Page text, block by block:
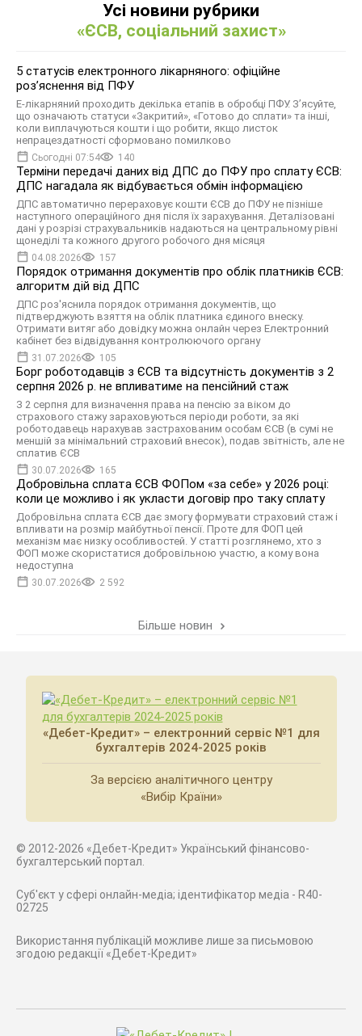
Усі новини рубрики
«ЄСВ, соціальний захист»
5 статусів електронного лікарняного: офіційне
роз’яснення від ПФУ
Е-лікарняний проходить декілька етапів в обробці ПФУ. З’ясуйте,
що означають статуси «Закритий», «Готово до сплати» та інші,
коли виплачуються кошти і що робити, якщо листок
непрацездатності сформовано помилково
Сьогодні 07:54 140
Терміни передачі даних від ДПС до ПФУ про сплату ЄСВ:
ДПС нагадала як відбувається обмін інформацією
ДПС автоматично перераховує кошти ЄСВ до ПФУ не пізніше
наступного операційного дня після їх зарахування. Деталізовані
дані у розрізі страхувальників надаються на центральному рівні
щонеділі та кожного другого робочого дня місяця
04.08.2026 157
Порядок отримання документів про облік платників ЄСВ:
алгоритм дій від ДПС
ДПС роз'яснила порядок отримання документів, що
підтверджують взяття на облік платника єдиного внеску.
Отримати витяг або довідку можна онлайн через Електронний
кабінет без відвідування контролюючого органу
31.07.2026 105
Борг роботодавців з ЄСВ та відсутність документів з 2
серпня 2026 р. не впливатиме на пенсійний стаж
З 2 серпня для визначення права на пенсію за віком до
страхового стажу зараховуються періоди роботи, за які
роботодавець нарахував застрахованим особам ЄСВ (в сумі не
меншій за мінімальний страховий внесок), подав звітність, але не
сплатив ЄСВ
30.07.2026 165
Добровільна сплата ЄСВ ФОПом «за себе» у 2026 році:
коли це можливо і як укласти договір про таку сплату
Добровільна сплата ЄСВ дає змогу формувати страховий стаж і
впливати на розмір майбутньої пенсії. Проте для ФОП цей
механізм має низку особливостей. У статті розглянемо, хто з
ФОП може скористатися добровільною участю, а кому вона
недоступна
30.07.2026 2 592
Більше новин
«Дебет-Кредит» – електронний сервіс №1 для
бухгалтерів 2024-2025 років
За версією аналітичного центру
«Вибір Країни»
© 2012-2026 «Дебет-Кредит» Український фінансово-
бухгалтерський портал.
Суб'єкт у сфері онлайн-медіа; ідентифікатор медіа - R40-
02725
Використання публікацій можливе лише за письмовою
згодою редакції «Дебет-Кредит»